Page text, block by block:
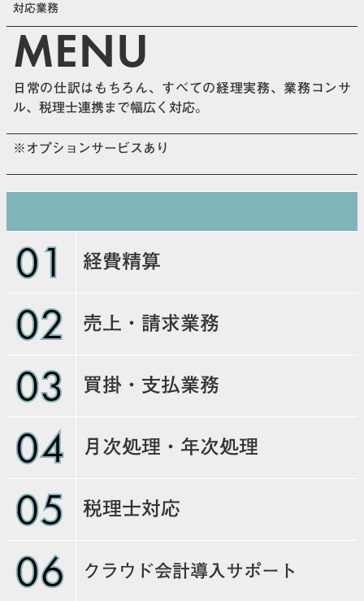
対応業務
MENU
日常の仕訳はもちろん、すべての経理実務、業務コンサ
ル、税理士連携まで幅広く対応。
※オプションサービスあり
01 経費精算
02 売上・請求業務
03 買掛・支払業務
04 月次処理・年次処理
05 税理士対応
06 クラウド会計導入サポート